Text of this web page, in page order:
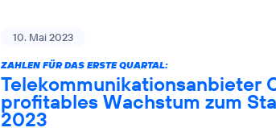
10. Mai 2023
ZAHLEN FÜR DAS ERSTE QUARTAL:
Telekommunikationsanbieter
profitables Wachstum zum
2023